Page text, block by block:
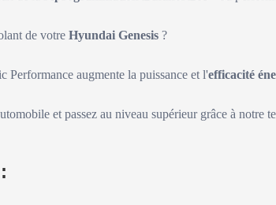
de votre Hyundai Genesis ?
augmente la puissance et l'efficacité
et passez au niveau supérieur grâce à notre